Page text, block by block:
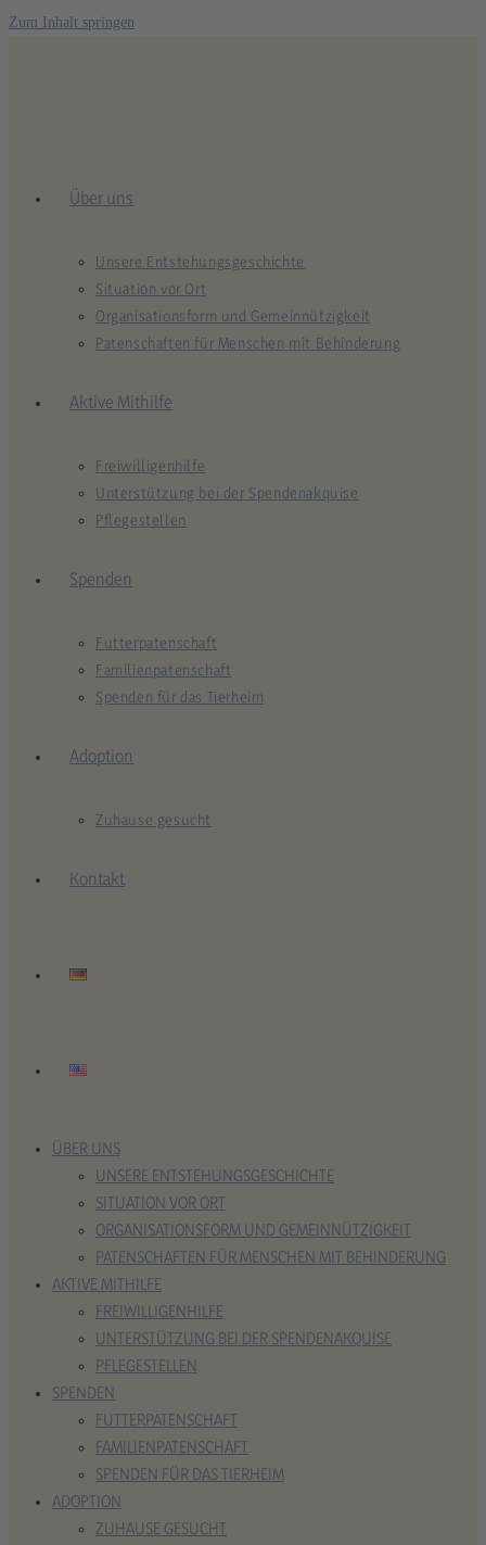
Zum Inhalt springen
Über uns
Unsere Entstehungsgeschichte
Situation vor Ort
Organisationsform und Gemeinnützigkeit
Patenschaften für Menschen mit Behinderung
Aktive Mithilfe
Freiwilligenhilfe
Unterstützung bei der Spendenakquise
Pflegestellen
Spenden
Futterpatenschaft
Familienpatenschaft
Spenden für das Tierheim
Adoption
Zuhause gesucht
Kontakt
ÜBER UNS
UNSERE ENTSTEHUNGSGESCHICHTE
SITUATION VOR ORT
ORGANISATIONSFORM UND GEMEINNÜTZIGKEIT
PATENSCHAFTEN FÜR MENSCHEN MIT BEHINDERUNG
AKTIVE MITHILFE
FREIWILLIGENHILFE
UNTERSTÜTZUNG BEI DER SPENDENAKQUISE
PFLEGESTELLEN
SPENDEN
FUTTERPATENSCHAFT
FAMILIENPATENSCHAFT
SPENDEN FÜR DAS TIERHEIM
ADOPTION
ZUHAUSE GESUCHT